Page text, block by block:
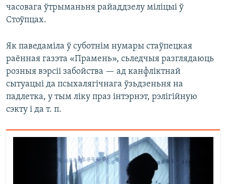
часовага ўтрыманьня райаддзелу міліцыі ў
Стоўпцах.
Як паведаміла ў суботнім нумары стаўпецкая
раённая газэта «Прамень», сьледчыя разглядаюць
розныя вэрсіі забойства — ад канфліктнай
сытуацыі да псыхалягічнага ўзьдзеньня на
падлетка, у тым ліку праз інтэрнэт, рэлігійную
сэкту і да т. п.